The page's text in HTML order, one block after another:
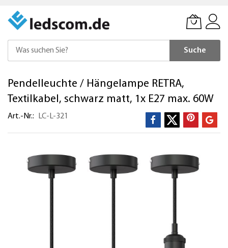
Suche
zum
Inhalt
Pendelleuchte / Hängelampe RETRA,
Textilkabel, schwarz matt, 1x E27 max. 60W
Art.-Nr. LC-L-321